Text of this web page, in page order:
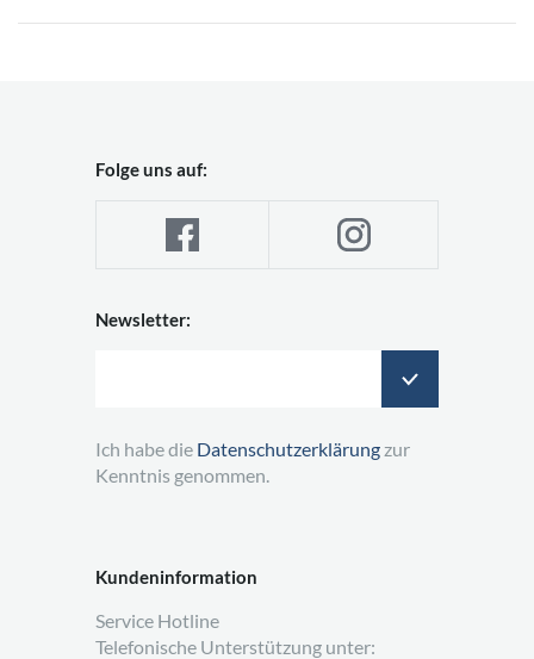
Kundeninformation
Service Hotline
Telefonische Unterstützung unter:
Folge uns auf:
Newsletter:
Ich habe die Datenschutzerklärung zur
Kenntnis genommen.